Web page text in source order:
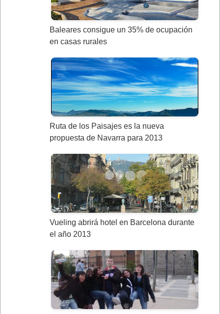
Baleares consigue un 35% de ocupación
en casas rurales
Ruta de los Paisajes es la nueva
propuesta de Navarra para 2013
Vueling abrirá hotel en Barcelona durante
el año 2013